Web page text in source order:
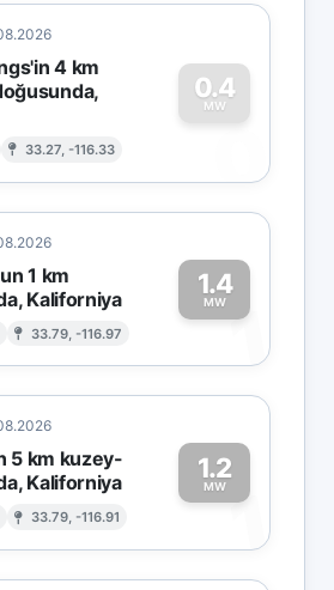
4 km
33.27, -116.33
0.4
MW
0
1 km
Kaliforniya
33.79, -116.97
1.4
MW1
5 km kuzey-
Kaliforniya
33.79, -116.91
1.2
MW1